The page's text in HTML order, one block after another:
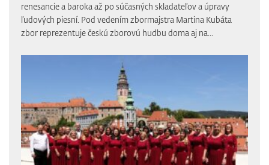
renesancie a baroka až po súčasných skladateľov a úpravy
ľudových piesní. Pod vedením zbormajstra Martina Kubáta
zbor reprezentuje českú zborovú hudbu doma aj na...